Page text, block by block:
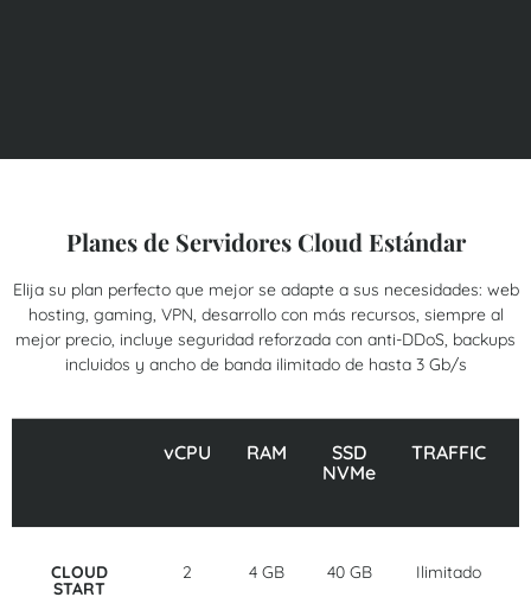
Planes de Servidores Cloud Estándar
Elija su plan perfecto que mejor se adapte a sus necesidades: web
hosting, gaming, VPN, desarrollo con más recursos, siempre al
mejor precio, incluye seguridad reforzada con anti-DDoS, backups
incluidos y ancho de banda ilimitado de hasta 3 Gb/s
vCPU RAM
SSD
NVMe
TRAFFIC
CLOUD
START
2 4 GB 40 GB Ilimitado